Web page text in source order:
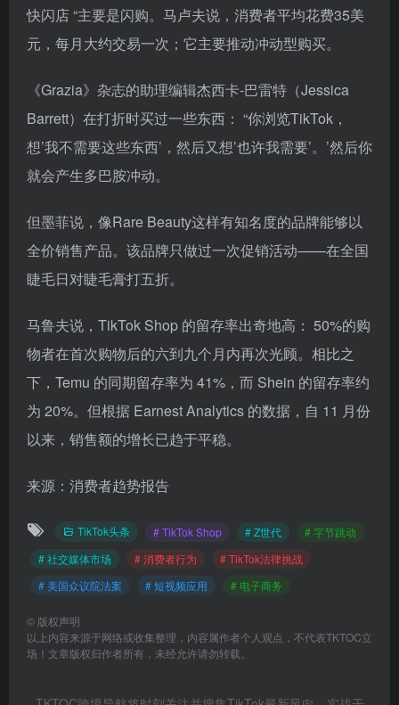
快闪店 “主要是闪购。马卢夫说，消费者平均花费35美
元，每月大约交易一次；它主要推动冲动型购买。
《Grazia》杂志的助理编辑杰西卡-巴雷特（Jessica
Barrett）在打折时买过一些东西： “你浏览TikTok，
想’我不需要这些东西’，然后又想’也许我需要’。’然后你
就会产生多巴胺冲动。
但墨菲说，像Rare Beauty这样有知名度的品牌能够以
全价销售产品。该品牌只做过一次促销活动——在全国
睫毛日对睫毛膏打五折。
马鲁夫说，TikTok Shop 的留存率出奇地高： 50%的购
物者在首次购物后的六到九个月内再次光顾。相比之
下，Temu 的同期留存率为 41%，而 Shein 的留存率约
为 20%。但根据 Earnest Analytics 的数据，自 11 月份
以来，销售额的增长已趋于平稳。
来源：消费者趋势报告
TikTok头条 # TikTok Shop # Z世代
# 字节跳动
# 社交媒体市场
# 消费者行为
# TikTok法律挑战
# 美国众议院法案
# 短视频应用 # 电子商务
© 版权声明
以上内容来源于网络或收集整理，内容属作者个人观点，不代表TKTOC立
场！文章版权归作者所有，未经允许请勿转载。